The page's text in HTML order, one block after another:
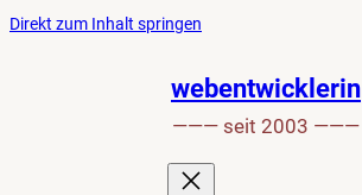
Direkt zum Inhalt springen
den
Anfang
der
Seite
springen
webentwicklerin
——— seit 2003 ———